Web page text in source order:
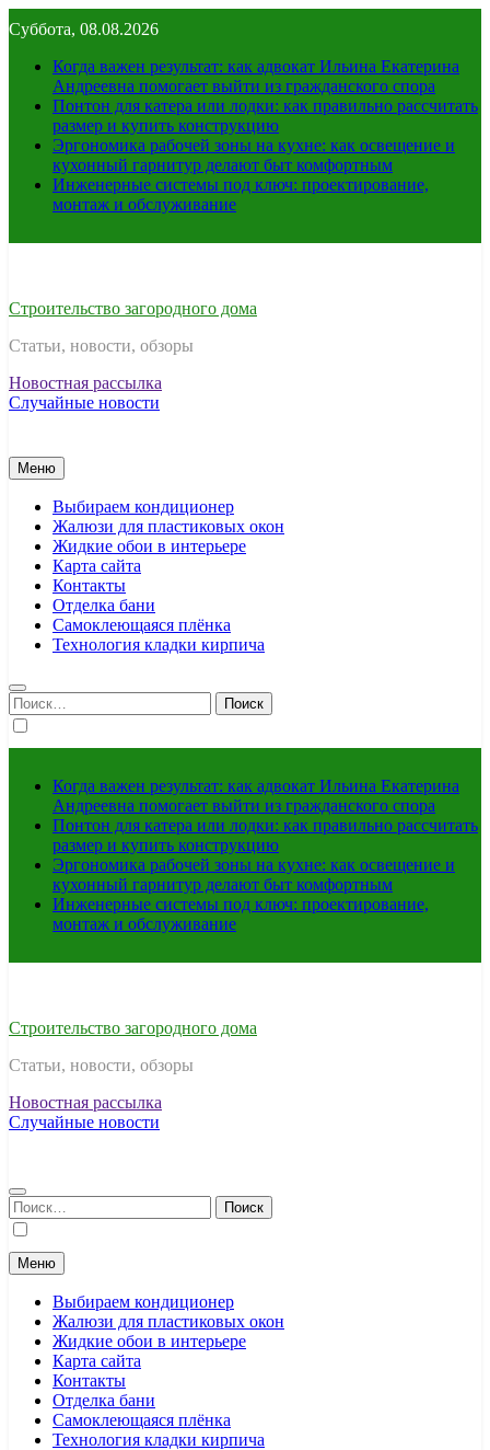
к
содержимому
Суббота, 08.08.2026
Когда важен результат: как адвокат Ильина Екатерина
Андреевна помогает выйти из гражданского спора
Понтон для катера или лодки: как правильно рассчитать
размер и купить конструкцию
Эргономика рабочей зоны на кухне: как освещение и
кухонный гарнитур делают быт комфортным
Инженерные системы под ключ: проектирование,
монтаж и обслуживание
Строительство загородного дома
Статьи, новости, обзоры
Новостная рассылка
Случайные новости
Меню
Выбираем кондиционер
Жалюзи для пластиковых окон
Жидкие обои в интерьере
Карта сайта
Контакты
Отделка бани
Самоклеющаяся плёнка
Технология кладки кирпича
Найти:
Когда важен результат: как адвокат Ильина Екатерина
Андреевна помогает выйти из гражданского спора
Понтон для катера или лодки: как правильно рассчитать
размер и купить конструкцию
Эргономика рабочей зоны на кухне: как освещение и
кухонный гарнитур делают быт комфортным
Инженерные системы под ключ: проектирование,
монтаж и обслуживание
Строительство загородного дома
Статьи, новости, обзоры
Новостная рассылка
Случайные новости
Найти:
Меню
Выбираем кондиционер
Жалюзи для пластиковых окон
Жидкие обои в интерьере
Карта сайта
Контакты
Отделка бани
Самоклеющаяся плёнка
Технология кладки кирпича